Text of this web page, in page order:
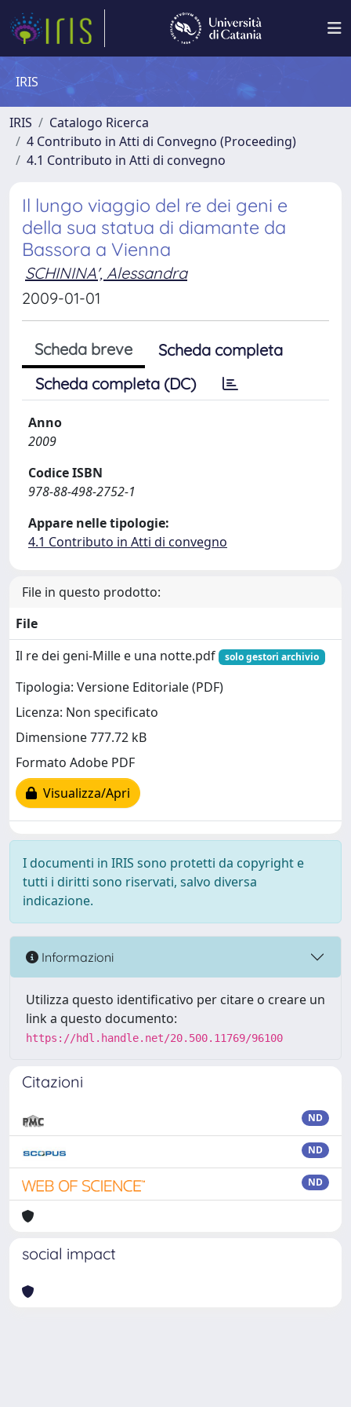
IRIS
IRIS
Catalogo Ricerca
4 Contributo in Atti di Convegno (Proceeding)
4.1 Contributo in Atti di convegno
Il lungo viaggio del re dei geni e
della sua statua di diamante da
Bassora a Vienna
SCHININA', Alessandra
2009-01-01
Scheda breve
Scheda completa
Scheda completa (DC)
Anno
2009
Codice ISBN
978-88-498-2752-1
Appare nelle tipologie:
4.1 Contributo in Atti di convegno
File in questo prodotto:
File
Il re dei geni-Mille e una notte.pdf
solo gestori archivio
Tipologia: Versione Editoriale (PDF)
Licenza: Non specificato
Dimensione 777.72 kB
Formato Adobe PDF
Visualizza/Apri
I documenti in IRIS sono protetti da copyright e
tutti i diritti sono riservati, salvo diversa
indicazione.
Informazioni
Utilizza questo identificativo per citare o creare un
link a questo documento:
https://hdl.handle.net/20.500.11769/96100
Citazioni
ND
ND
ND
social impact